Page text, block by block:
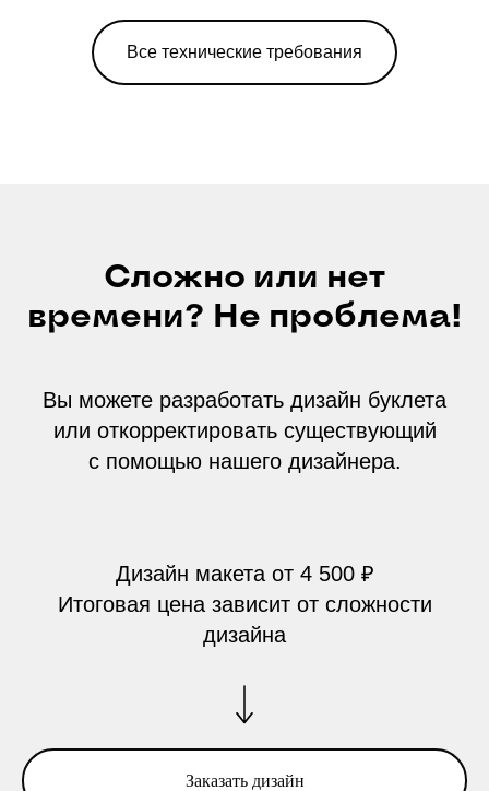
Все технические требования
Сложно или нет
времени? Не проблема!
Вы можете разработать дизайн буклета
или откорректировать существующий
с помощью нашего дизайнера.
Дизайн макета от 4 500 ₽
Итоговая цена зависит от сложности
дизайна
Заказать дизайн